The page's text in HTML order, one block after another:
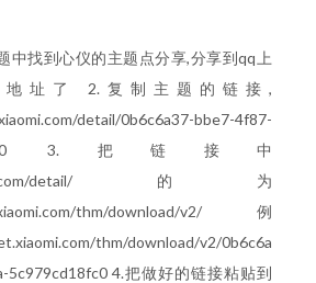
中找到心仪的主题点分享,分享到qq上
地址了 2.复制主题的链接,
detail/0b6c6a37-bbe7-4f87-
3.把链接中
detail/的为
thm/download/v2/ 例
thm/download/v2/0b6c6a
5c979cd18fc0 4.把做好的链接粘贴到